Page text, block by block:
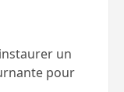
un
pour